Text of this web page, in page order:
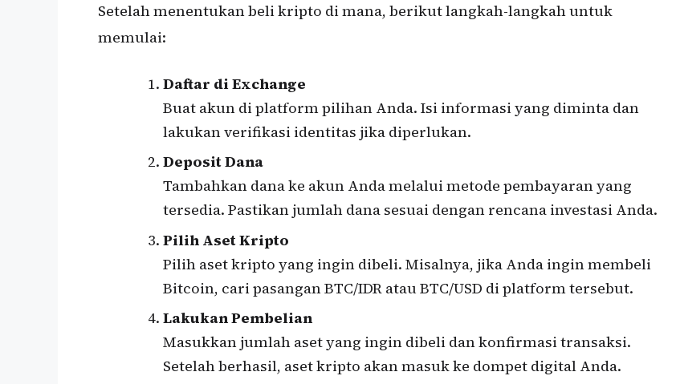
Setelah menentukan beli kripto di mana, berikut langkah-langkah untuk
memulai:
Daftar di Exchange
Buat akun di platform pilihan Anda. Isi informasi yang diminta dan
lakukan verifikasi identitas jika diperlukan.
Deposit Dana
Tambahkan dana ke akun Anda melalui metode pembayaran yang
tersedia. Pastikan jumlah dana sesuai dengan rencana investasi Anda.
Pilih Aset Kripto
Pilih aset kripto yang ingin dibeli. Misalnya, jika Anda ingin membeli
Bitcoin, cari pasangan BTC/IDR atau BTC/USD di platform tersebut.
Lakukan Pembelian
Masukkan jumlah aset yang ingin dibeli dan konfirmasi transaksi.
Setelah berhasil, aset kripto akan masuk ke dompet digital Anda.